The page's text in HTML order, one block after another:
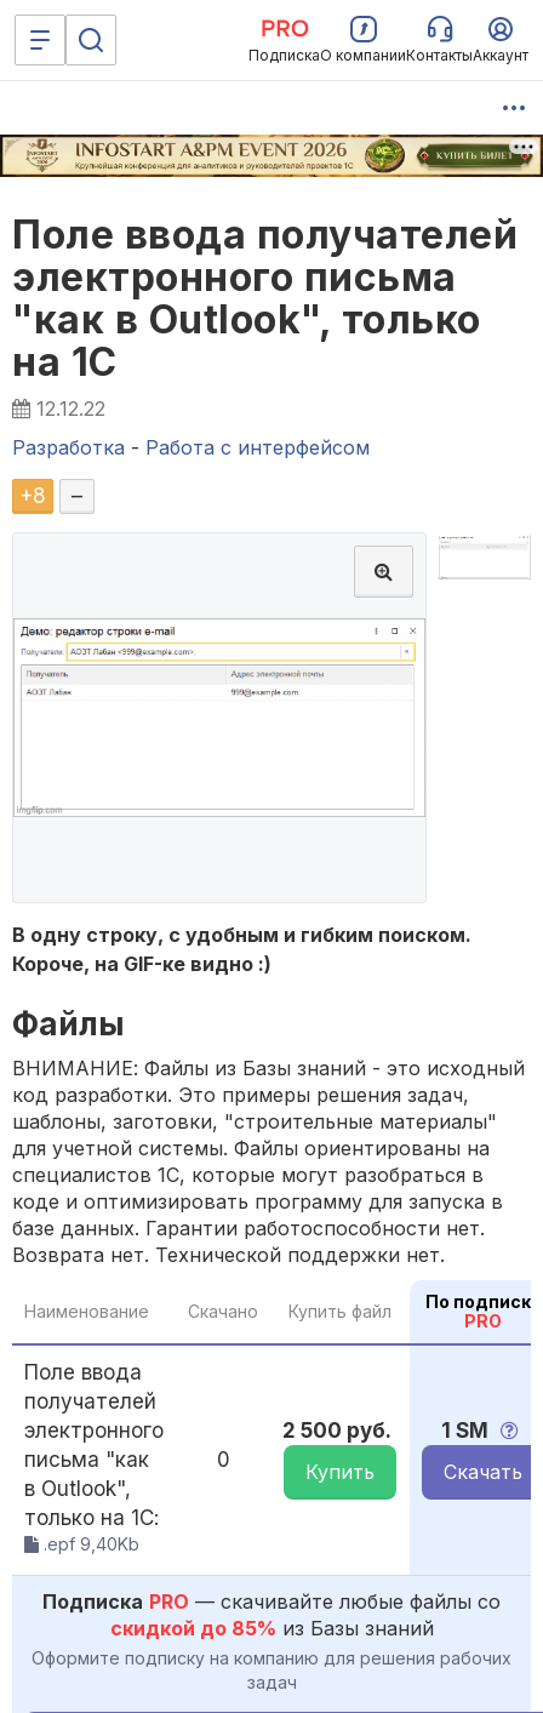
ПодпискаО компанииКонтактыАккаунт
Поле ввода получателей
электронного письма
"как в Outlook", только
на 1С
12.12.22
Разработка - Работа с интерфейсом
+8 –
В одну строку, с удобным и гибким поиском.
Короче, на GIF-ке видно :)
Файлы
ВНИМАНИЕ: Файлы из Базы знаний - это исходный
код разработки. Это примеры решения задач,
шаблоны, заготовки, "строительные материалы"
для учетной системы. Файлы ориентированы на
специалистов 1С, которые могут разобраться в
коде и оптимизировать программу для запуска в
базе данных. Гарантии работоспособности нет.
Возврата нет. Технической поддержки нет.
Наименование Скачано Купить файл
По подписке
PRO
Поле ввода
получателей
электронного
письма "как
в Outlook",
только на 1С:
.epf 9,40Kb
0
2 500 руб.
Купить
1 SM
Скачать
Подписка PRO — скачивайте любые файлы со
скидкой до 85% из Базы знаний
Оформите подписку на компанию для решения рабочих
задач